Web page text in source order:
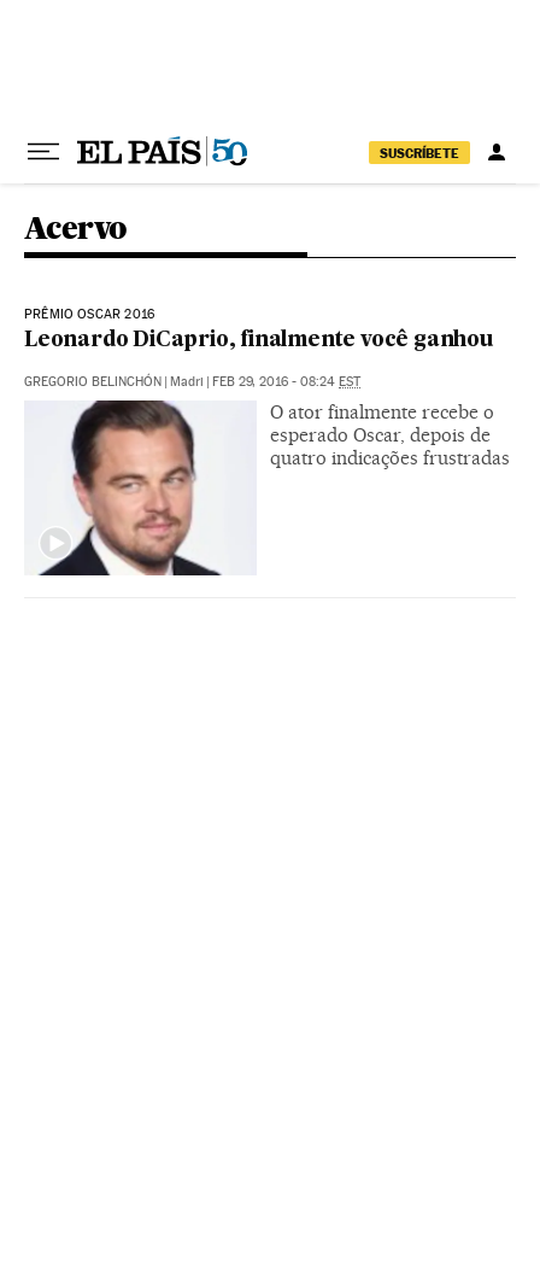
SUSCRÍBETE
Acervo
PRÊMIO OSCAR 2016
Leonardo DiCaprio, finalmente você ganhou
GREGORIO BELINCHÓN | Madri | FEB 29, 2016 - 08:24 EST
O ator finalmente recebe o
esperado Oscar, depois de
quatro indicações frustradas